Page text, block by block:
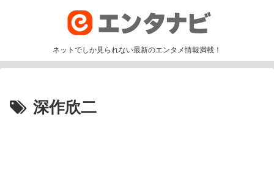
ネットでしか見られない最新のエンタメ情報満載！
深作欣二